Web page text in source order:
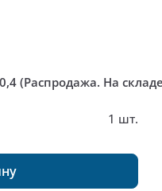
(Распродажа. На
1 шт.